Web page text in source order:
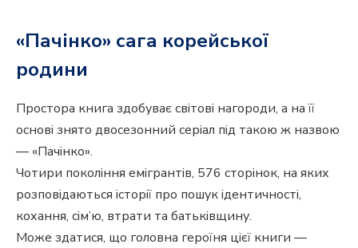
«Пачінко» сага корейської
родини
Простора книга здобуває світові нагороди, а на її
основі знято двосезонний серіал під такою ж назвою
— «Пачінко».
Чотири покоління емігрантів, 576 сторінок, на яких
розповідаються історії про пошук ідентичності,
кохання, сім’ю, втрати та батьківщину.
Може здатися, що головна героїня цієї книги —